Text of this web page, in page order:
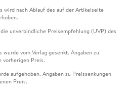
wird nach Ablauf des auf der Artikelseite
unverbindliche Preisempfehlung (UVP) des
vom Verlag gesenkt. Angaben zu
vorherigen Preis.
aufgehoben. Angaben zu Preissenkungen
Preis.